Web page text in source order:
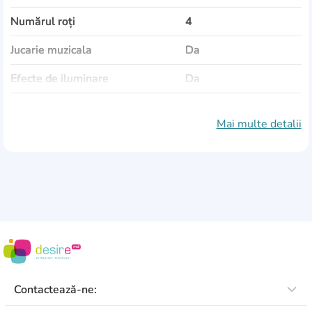
Numărul roți
4
Jucarie muzicala
Da
Efecte de iluminare
Da
Dimensiuni
Mai multe detalii
Contactează-ne: